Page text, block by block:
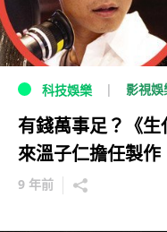
科技娛樂 影視娛
有錢萬事足？《
來溫子仁擔任製作
9 年前